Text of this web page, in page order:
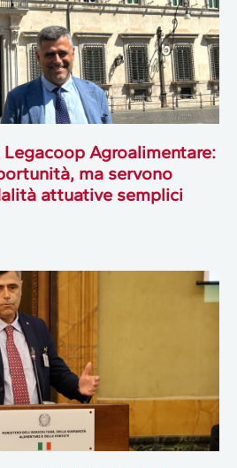
Agroalimentare:
ma servono
attuative semplici